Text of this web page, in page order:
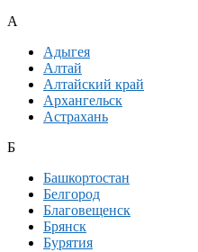
А
Адыгея
Алтай
Алтайский край
Архангельск
Астрахань
Б
Башкортостан
Белгород
Благовещенск
Брянск
Бурятия